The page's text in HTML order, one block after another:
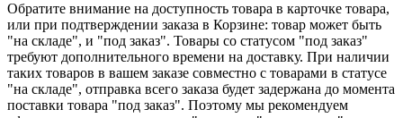
Обратите внимание на доступность товара в карточке товара,
или при подтверждении заказа в Корзине: товар может быть
"на складе", и "под заказ". Товары со статусом "под заказ"
требуют дополнительного времени на доставку. При наличии
таких товаров в вашем заказе совместно с товарами в статусе
"на складе", отправка всего заказа будет задержана до момента
поставки товара "под заказ". Поэтому мы рекомендуем